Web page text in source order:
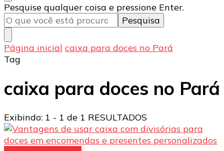
Procurando
algo?
Pesquise qualquer coisa e pressione Enter.
Página inicial caixa para doces no Pará
Tag
caixa para doces no Pará
Exibindo: 1 - 1 de 1 RESULTADOS